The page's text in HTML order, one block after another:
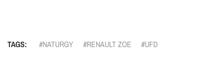
Facebook
Pinterest
Compartir
TAGS: NATURGY RENAULT ZOE UFD